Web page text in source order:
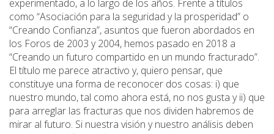
experimentado, a lo largo de los años. Frente a títulos
como “Asociación para la seguridad y la prosperidad” o
“Creando Confianza”, asuntos que fueron abordados en
los Foros de 2003 y 2004, hemos pasado en 2018 a
“Creando un futuro compartido en un mundo fracturado”.
El título me parece atractivo y, quiero pensar, que
constituye una forma de reconocer dos cosas: i) que
nuestro mundo, tal como ahora está, no nos gusta y ii) que
para arreglar las fracturas que nos dividen habremos de
mirar al futuro. Si nuestra visión y nuestro análisis deben